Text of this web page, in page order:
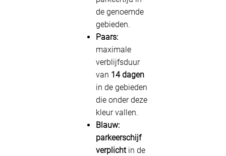
de genoemde
gebieden.
Paars:
maximale
verblijfsduur
van 14 dagen
in de gebieden
die onder deze
kleur vallen.
Blauw:
parkeerschijf
verplichtin de